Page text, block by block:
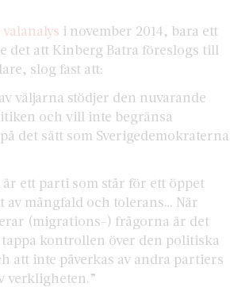
i november 2014, bara ett
det att Kinberg Batra föreslogs till
slog fast att:
väljarna stödjer den nuvarande
och vill inte begränsa
det sätt som Sverigedemokraterna
är ett parti som står för ett öppet
av mångfald och tolerans… När
(migrations-) frågorna är det
kontrollen över den politiska
att inte påverkas av andra partiers
verkligheten.”